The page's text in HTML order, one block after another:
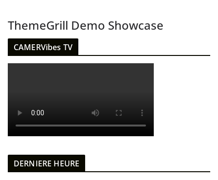
ThemeGrill Demo Showcase
CAMERVibes TV
DERNIERE HEURE